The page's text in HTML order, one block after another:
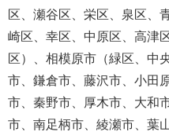
区、瀬谷区、栄区、泉区、
崎区、幸区、中原区、高津
区）、相模原市（緑区、中
市、鎌倉市、藤沢市、小田
市、秦野市、厚木市、大和
市、南足柄市、綾瀬市、葉